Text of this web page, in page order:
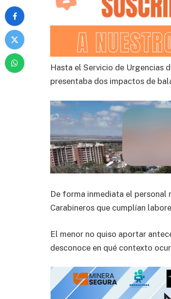
Hasta el Servicio de Urgencias
presentaba dos impactos de
De forma inmediata el
Carabineros que cumplían
El menor no quiso aportar
desconoce en qué contexto